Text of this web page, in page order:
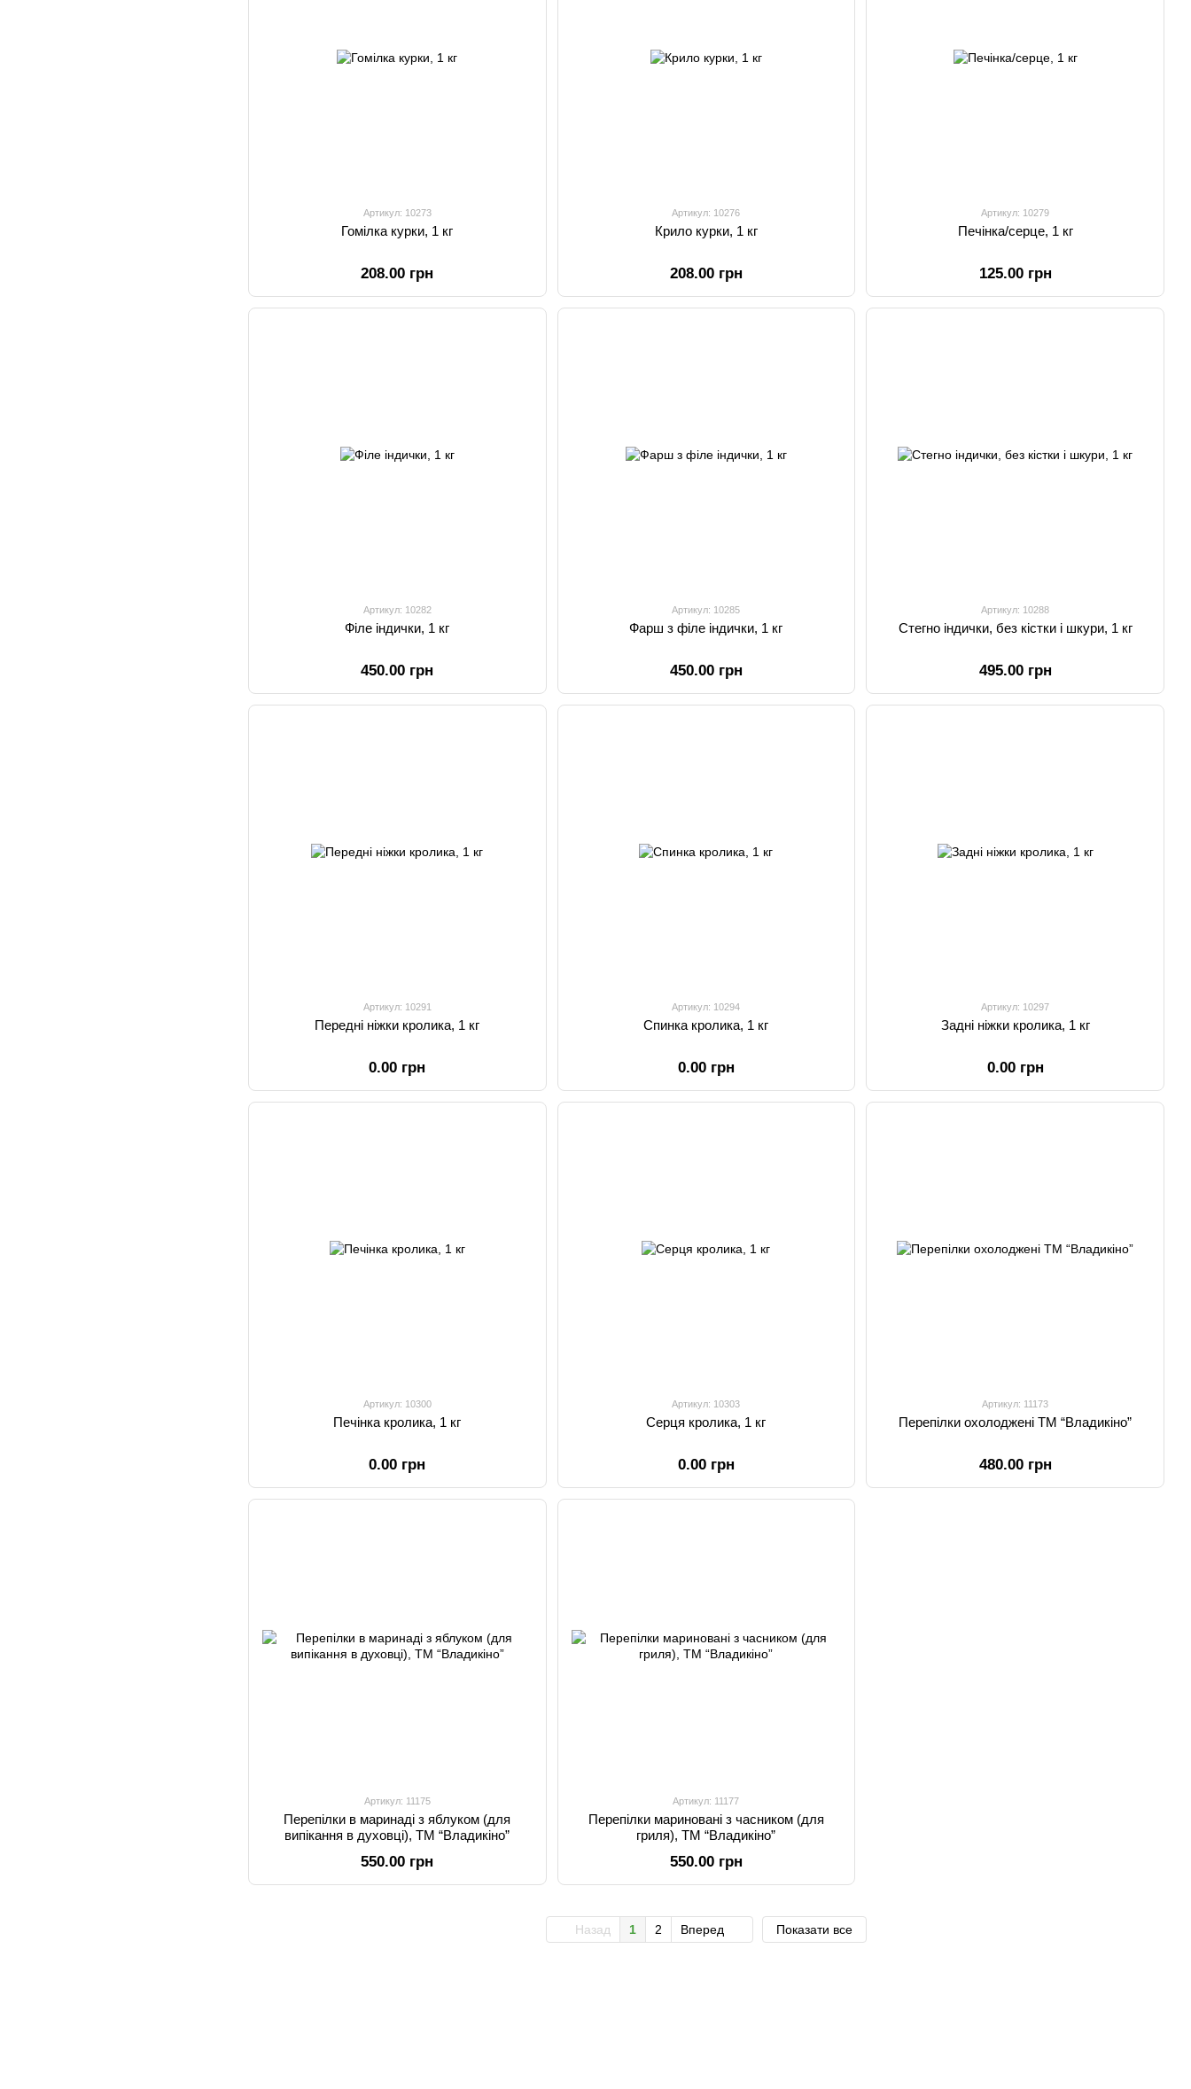
Артикул: 10273
Гомілка курки, 1 кг
208.00 грн
Артикул: 10276
Крило курки, 1 кг
208.00 грн
Артикул: 10279
Печінка/серце, 1 кг
125.00 грн
Артикул: 10282
Філе індички, 1 кг
450.00 грн
Артикул: 10285
Фарш з філе індички, 1 кг
450.00 грн
Артикул: 10288
Стегно індички, без кістки і шкури, 1 кг
495.00 грн
Артикул: 10291
Передні ніжки кролика, 1 кг
0.00 грн
Артикул: 10294
Спинка кролика, 1 кг
0.00 грн
Артикул: 10297
Задні ніжки кролика, 1 кг
0.00 грн
Артикул: 10300
Печінка кролика, 1 кг
0.00 грн
Артикул: 10303
Серця кролика, 1 кг
0.00 грн
Артикул: 11173
Перепілки охолоджені ТМ “Владикіно”
480.00 грн
Артикул: 11175
Перепілки в маринаді з яблуком (для
випікання в духовці), ТМ “Владикіно”
550.00 грн
Артикул: 11177
Перепілки мариновані з часником (для
гриля), ТМ “Владикіно”
550.00 грн
Назад 1 2 Вперед Показати все